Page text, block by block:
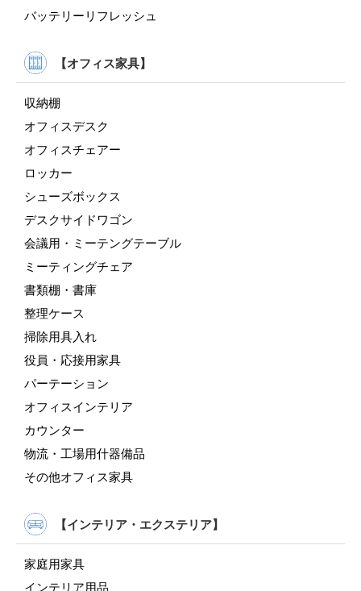
バッテリーリフレッシュ
【オフィス家具】
収納棚
オフィスデスク
オフィスチェアー
ロッカー
シューズボックス
デスクサイドワゴン
会議用・ミーテングテーブル
ミーティングチェア
書類棚・書庫
整理ケース
掃除用具入れ
役員・応接用家具
パーテーション
オフィスインテリア
カウンター
物流・工場用什器備品
その他オフィス家具
【インテリア・エクステリア】
家庭用家具
インテリア用品